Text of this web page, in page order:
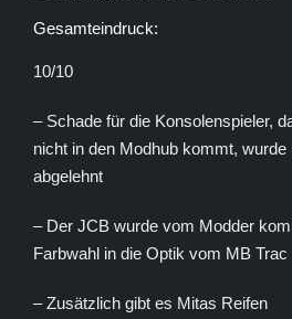
Gesamteindruck:
10/10
– Schade für die Konsolenspieler,
nicht in den Modhub kommt, wurde
abgelehnt
– Der JCB wurde vom Modder
Farbwahl in die Optik vom MB
– Zusätzlich gibt es Mitas Reifen